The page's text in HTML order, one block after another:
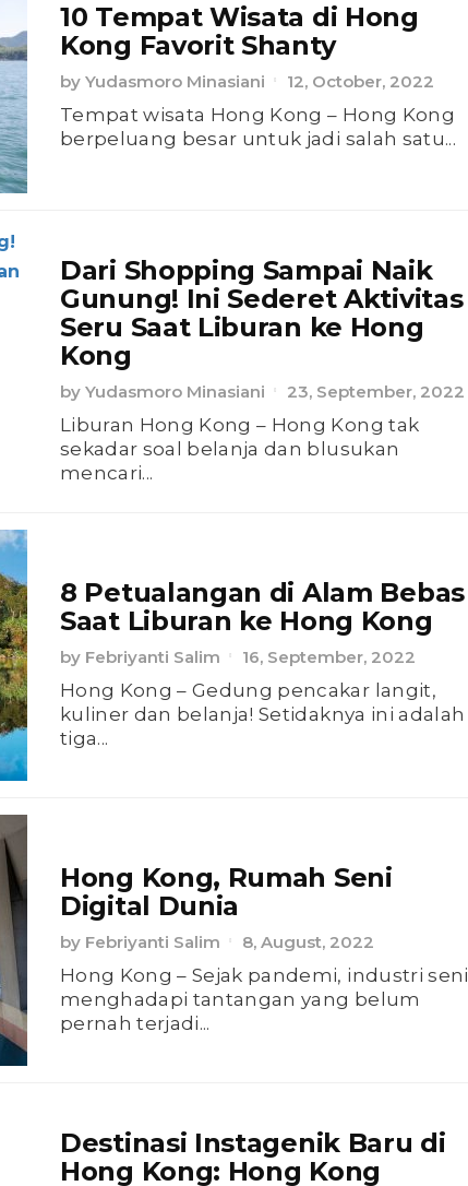
10 Tempat Wisata di Hong
Kong Favorit Shanty
by Yudasmoro Minasiani 12, October, 2022
Tempat wisata Hong Kong – Hong Kong
berpeluang besar untuk jadi salah satu...
Dari Shopping Sampai Naik
Gunung! Ini Sederet Aktivitas
Seru Saat Liburan ke Hong
Kong
by Yudasmoro Minasiani 23, September, 2022
Liburan Hong Kong – Hong Kong tak
sekadar soal belanja dan blusukan
mencari...
8 Petualangan di Alam Bebas
Saat Liburan ke Hong Kong
by Febriyanti Salim 16, September, 2022
Hong Kong – Gedung pencakar langit,
kuliner dan belanja! Setidaknya ini adalah
tiga...
Hong Kong, Rumah Seni
Digital Dunia
by Febriyanti Salim 8, August, 2022
Hong Kong – Sejak pandemi, industri seni
menghadapi tantangan yang belum
pernah terjadi...
Destinasi Instagenik Baru di
Hong Kong: Hong Kong